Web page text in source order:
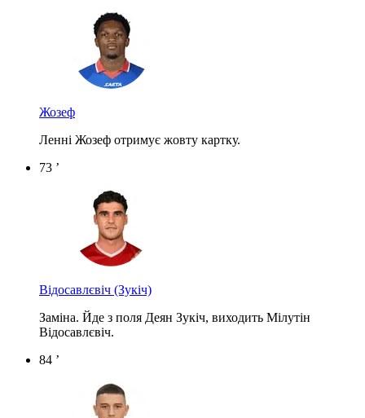
Жозеф
Ленні Жозеф отримує жовту картку.
73 ’
Відосавлєвіч (Зукіч)
Заміна. Йде з поля Деян Зукіч, виходить Мілутін
Відосавлєвіч.
84 ’